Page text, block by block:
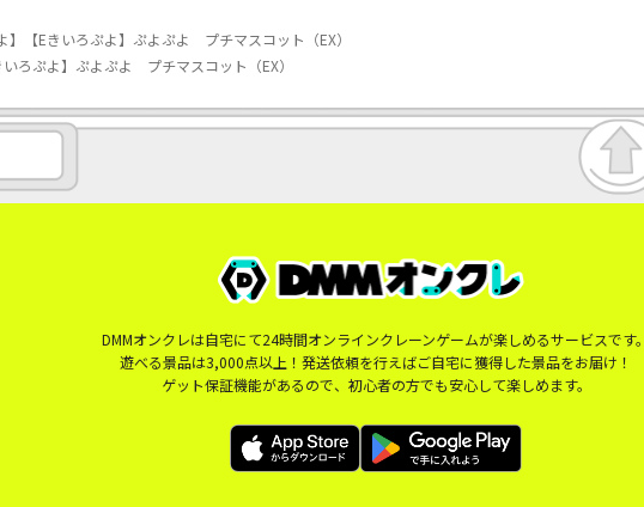
】【Eきいろぷよ】ぷよぷよ プチマスコット（EX）
いろぷよ】ぷよぷよ プチマスコット（EX）
DMMオンクレは自宅にて24時間オンラインクレーンゲームが楽しめるサービスです
遊べる景品は3,000点以上！発送依頼を行えばご自宅に獲得した景品をお届け！
ゲット保証機能があるので、初心者の方でも安心して楽しめます。